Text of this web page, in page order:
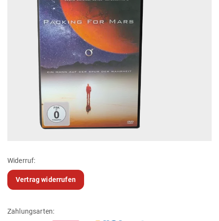
Widerruf:
Vertrag widerrufen
Zahlungsarten: